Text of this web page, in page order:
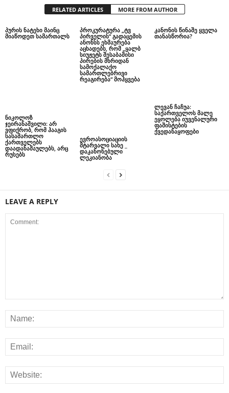
RELATED ARTICLES MORE FROM AUTHOR
პურის ნატეხი მაინც
მიაწოდეთ სამართალს
პროკურატურა „ტვ
პირველის“ გადაცემის
ანონსს ეხმაურება
აცხადებს, რომ „ყალბ
სიუჟეტს შესაბამისი
პირების მხრიდან
სამოქალაქო
სამართლებრივი
რეაგირება“ მოჰყვება
კანონის წინაშე ყველა
თანასწორია?
ნიკოლოზ
ჯეირანაშვილი: არ
ვფიქრობ, რომ ჰააგის
სასამართლო
ქართველებს
დაადანაშაულებს, არც
რუსებს
ევროასოციაციის
მტარვალი სახე _
დაკანონებული
ლეკიანობა
ლევან ჩაჩუა:
საქართველოს მალე
ეყოლება იუვენალური
ფაშისტების
ქვედანაყოფები
LEAVE A REPLY